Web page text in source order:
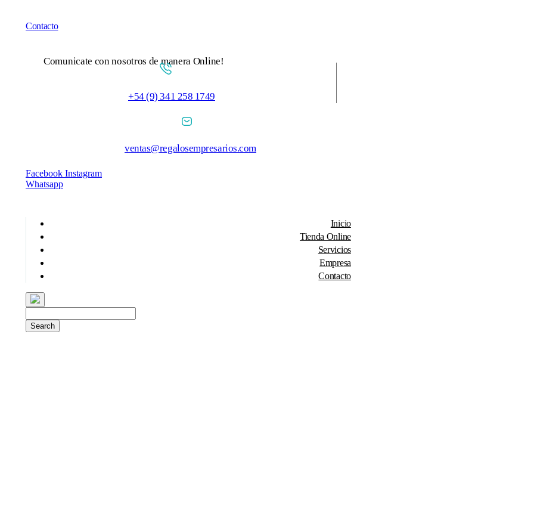
Contacto
Comunicate con nosotros de manera Online!
+54 (9) 341 258 1749
ventas@regalosempresarios.com
Facebook Instagram
Whatsapp
Inicio
Tienda Online
Servicios
Empresa
Contacto